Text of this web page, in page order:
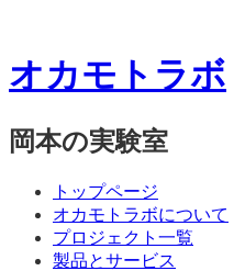
オカモトラボ
岡本の実験室
トップページ
オカモトラボについて
プロジェクト一覧
製品とサービス